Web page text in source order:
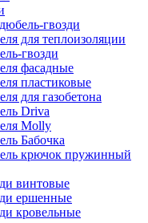
гвозди
для теплоизоляции
гвозди
фасадные
пластиковые
для газобетона
Driva
Molly
Бабочка
крючок пружинный
винтовые
ершенные
кровельные